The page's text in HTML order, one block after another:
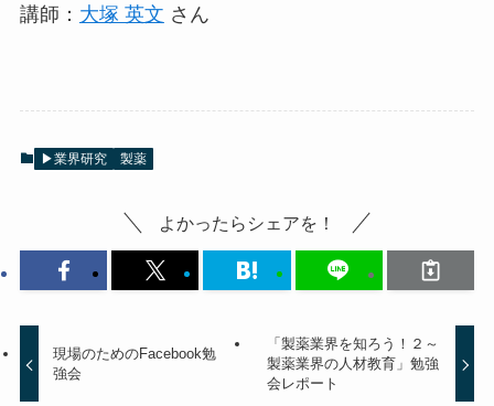
講師： 大塚 英文 さん
▶業界研究 製薬
よかったらシェアを！
現場のためのFacebook勉
強会
「製薬業界を知ろう！２～
製薬業界の人材教育」勉強
会レポート